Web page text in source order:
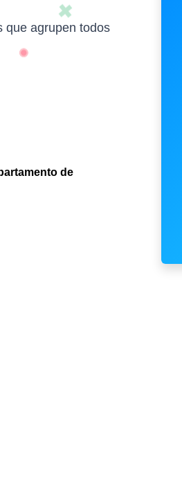
que agrupen todos
de